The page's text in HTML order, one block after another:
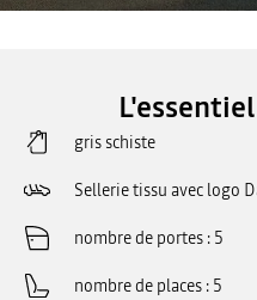
gris schiste
Sellerie tissu avec logo
nombre de portes 5
nombre de places 5